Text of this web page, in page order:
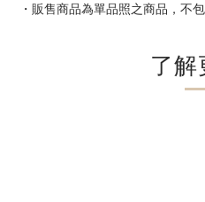
・販售商品為單品照之商品，不
了解